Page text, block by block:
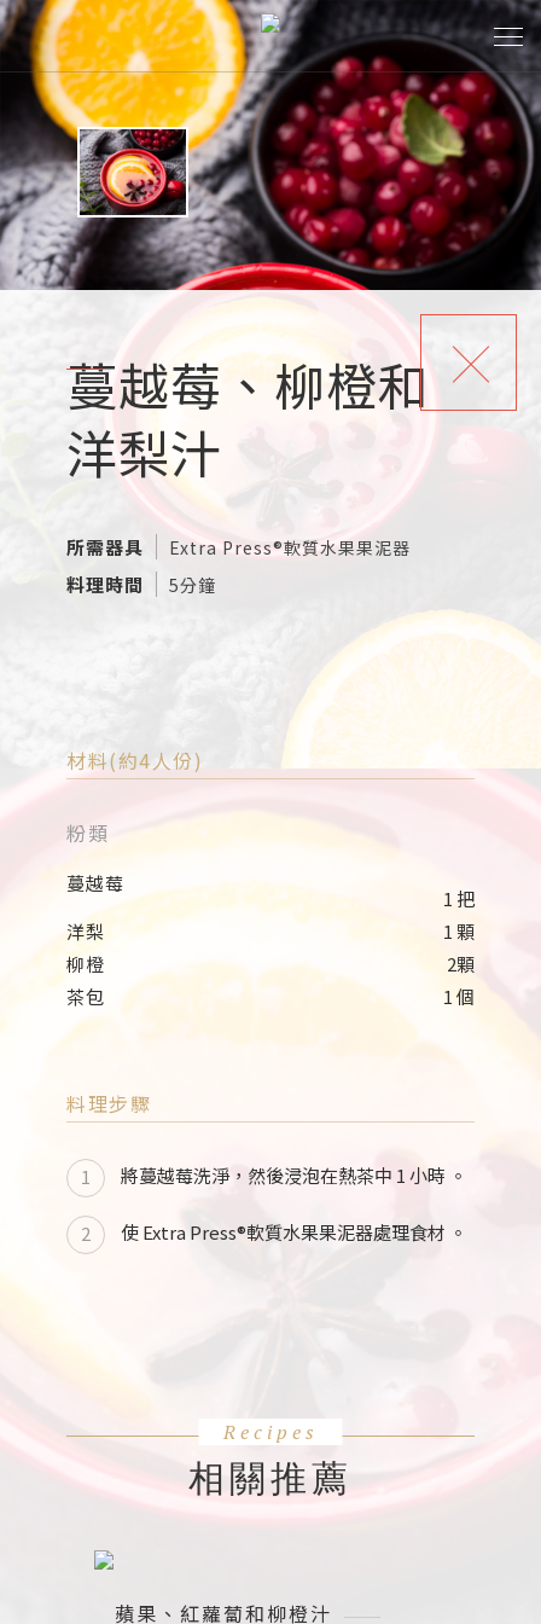
蔓越莓、柳橙和
洋梨汁
所需器具 Extra Press®軟質水果果泥器
料理時間 5分鐘
材料(約4人份)
粉類
蔓越莓
1 把
洋梨
1 顆
柳橙
2顆
茶包
1 個
料理步驟
將蔓越莓洗淨，然後浸泡在熱茶中 1 小時 。
使 Extra Press®軟質水果果泥器處理食材 。
相關推薦
蘋果、紅蘿蔔和柳橙汁